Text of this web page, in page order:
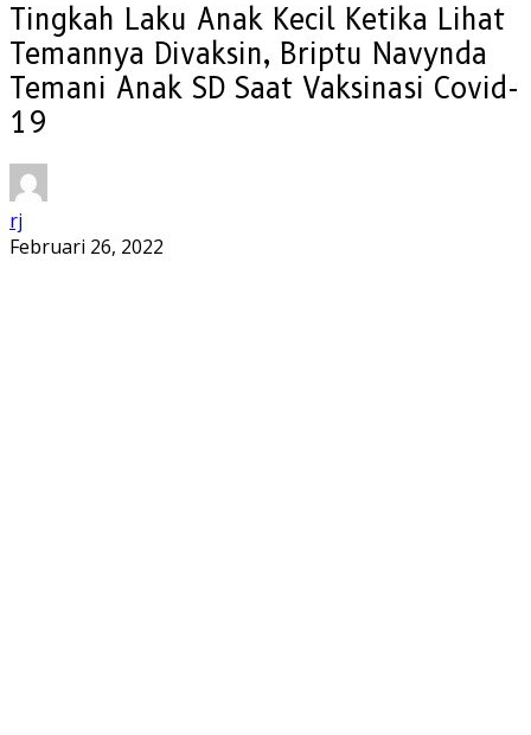
Tingkah Laku Anak Kecil Ketika Lihat
Temannya Divaksin, Briptu Navynda
Temani Anak SD Saat Vaksinasi Covid-
19
rj
Februari 26, 2022